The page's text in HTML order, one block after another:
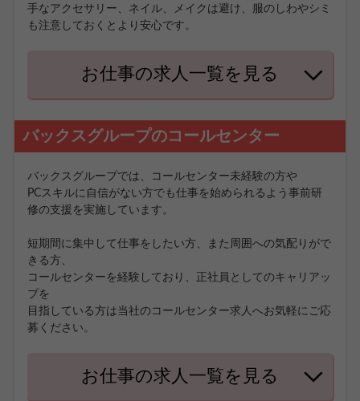
手なアクセサリー、ネイル、メイクは避け、服のしわやシミ
も注意しておくとより安心です。
お仕事の求人一覧を見る
バックスグループのコールセンター
バックスグループでは、コールセンター未経験の方や
PCスキルに自信がない方でも仕事を始められるよう事前研
修の支援を実施しています。
短期間に集中して仕事をしたい方、また周囲への気配りがで
きる方、
コールセンターを経験しており、正社員としてのキャリアッ
プを
目指している方は当社のコールセンター求人へお気軽にご応
募ください。
お仕事の求人一覧を見る